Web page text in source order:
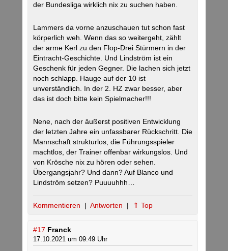
der Bundesliga wirklich nix zu suchen haben.
Lammers da vorne anzuschauen tut schon fast
körperlich weh. Wenn das so weitergeht, zählt
der arme Kerl zu den Flop-Drei Stürmern in der
Eintracht-Geschichte. Und Lindström ist ein
Geschenk für jeden Gegner. Die lachen sich jetzt
noch schlapp. Hauge auf der 10 ist
unverständlich. In der 2. HZ zwar besser, aber
das ist doch bitte kein Spielmacher!!!
Nene, nach der äußerst positiven Entwicklung
der letzten Jahre ein unfassbarer Rückschritt. Die
Mannschaft strukturlos, die Führungsspieler
machtlos, der Trainer offenbar wirkungslos. Und
von Krösche nix zu hören oder sehen.
Übergangsjahr? Und dann? Auf Blanco und
Lindström setzen? Puuuuhhh…
Kommentieren | Antworten | ⇑ Top
#17 Franck
17.10.2021 um 09:49 Uhr